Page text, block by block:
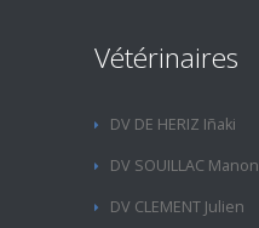
Vétérinaires
DV DE HERIZ Iñaki
DV SOUILLAC Manon
DV CLEMENT Julien